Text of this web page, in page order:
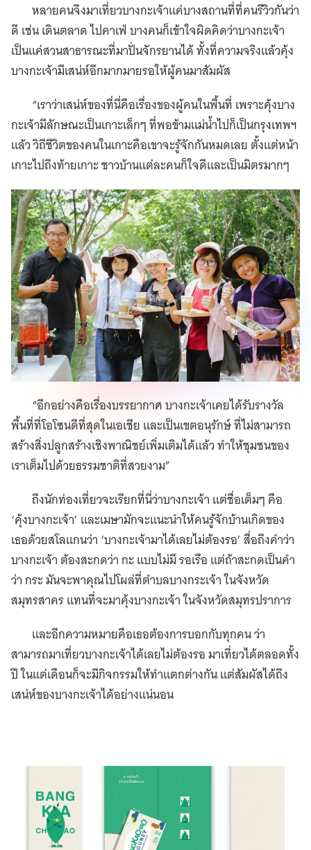
หลายคนจึงมาเที่ยวบางกะเจ้าแค่บางสถานที่ที่คนรีวิวกันว่า
ดี เช่น เดินตลาด ไปคาเฟ่ บางคนก็เข้าใจผิดคิดว่าบางกะเจ้า
เป็นแค่สวนสาธารณะที่มาปั่นจักรยานได้ ทั้งที่ความจริงแล้วคุ้ง
บางกะเจ้ามีเสน่ห์อีกมากมายรอให้ผู้คนมาสัมผัส
“เราว่าเสน่ห์ของที่นี่คือเรื่องของผู้คนในพื้นที่ เพราะคุ้งบาง
กะเจ้ามีลักษณะเป็นเกาะเล็กๆ ที่พอข้ามแม่น้ําไปก็เป็นกรุงเทพฯ
แล้ว วิถีชีวิตของคนในเกาะคือเขาจะรู้จักกันหมดเลย ตั้งแต่หน้า
เกาะไปถึงท้ายเกาะ ชาวบ้านแต่ละคนก็ใจดีและเป็นมิตรมากๆ
“อีกอย่างคือเรื่องบรรยากาศ บางกะเจ้าเคยได้รับรางวัล
พื้นที่ที่โอโซนดีที่สุดในเอเชีย และเป็นเขตอนุรักษ์ ที่ไม่สามารถ
สร้างสิ่งปลูกสร้างเชิงพาณิชย์เพิ่มเติมได้แล้ว ทำให้ชุมชนของ
เราเต็มไปด้วยธรรมชาติที่สวยงาม”
ถึงนักท่องเที่ยวจะเรียกที่นี่ว่าบางกะเจ้า แต่ชื่อเต็มๆ คือ
‘คุ้งบางกะเจ้า’ และเมษามักจะแนะนำให้คนรู้จักบ้านเกิดของ
เธอด้วยสโลแกนว่า ‘บางกะเจ้ามาได้เลยไม่ต้องรอ’ สื่อถึงคำว่า
บางกะเจ้า ต้องสะกดว่า กะ แบบไม่มี รอเรือ แต่ถ้าสะกดเป็นคำ
ว่า กระ มันจะพาคุณไปโผล่ที่ตําบลบางกระเจ้า ในจังหวัด
สมุทรสาคร แทนที่จะมาคุ้งบางกะเจ้า ในจังหวัดสมุทรปราการ
และอีกความหมายคือเธอต้องการบอกกับทุกคน ว่า
สามารถมาเที่ยวบางกะเจ้าได้เลยไม่ต้องรอ มาเที่ยวได้ตลอดทั้ง
ปี ในแต่เดือนก็จะมีกิจกรรมให้ทำแตกต่างกัน แต่สัมผัสได้ถึง
เสน่ห์ของบางกะเจ้าได้อย่างแน่นอน